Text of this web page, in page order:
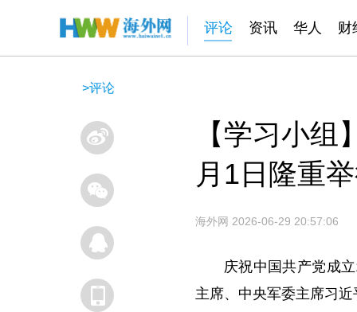
评论 资讯 华人 财
>评论
【学习小
月1日隆重
海外网 2026-06-29 20:57:06
庆祝中国共产党成
主席、中央军委主席习